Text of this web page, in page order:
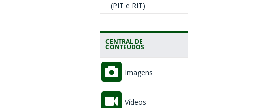
(PIT e RIT)
CENTRAL DE
CONTEÚDOS
Imagens
Vídeos